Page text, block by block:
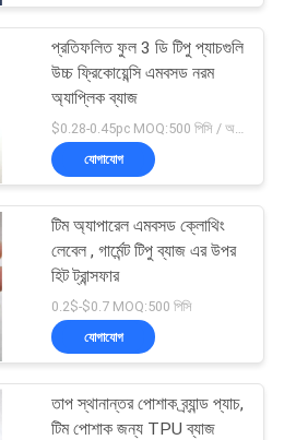
প্রতিফলিত ফুল 3 ডি টিপু প্যাচগুলি
উচ্চ ফ্রিকোয়েন্সি এমবসড নরম
অ্যাপ্লিক ব্যাজ
যোগাযোগ
টিম অ্যাপারেল এমবসড ক্লোথিং
লেবেল , গার্মেন্ট টিপু ব্যাজ এর উপর
হিট ট্রান্সফার
0.2$-$0.7 MOQ:500 পিসি
যোগাযোগ
তাপ স্থানান্তর পোশাক ব্র্যান্ড প্যাচ,
টিম পোশাক জন্য TPU ব্যাজ